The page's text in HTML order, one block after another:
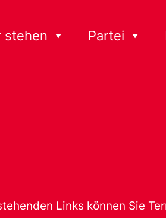
stehen Partei
Links können Sie